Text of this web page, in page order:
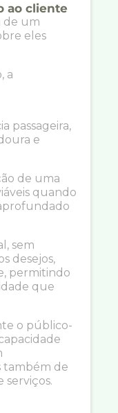
ao cliente
de um
eles
a
passageira,
e
de uma
quando
sem
desejos,
permitindo
que
o público-
também de
serviços.